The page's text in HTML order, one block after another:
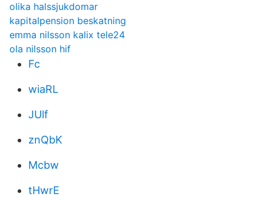
olika halssjukdomar
kapitalpension beskatning
emma nilsson kalix tele24
ola nilsson hif
Fc
wiaRL
JUlf
znQbK
Mcbw
tHwrE